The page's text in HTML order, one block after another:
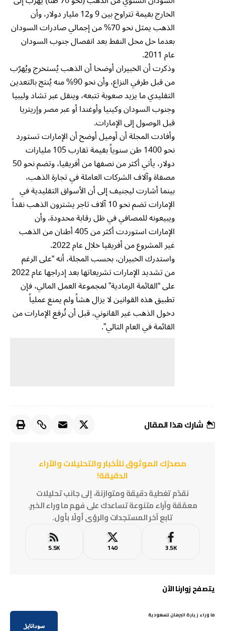
الخارج بقيمة تتراوح بين 9 و12 مليار دولار، وأن
الذهب يمثل نحو 70% من إجمالي صادرات السودان
بعدما حل محل النفط بعد انفصال جنوب السودان
عام 2011.
وذكرت أن الخبيران أوضحا أن الذهب يُستخرج ويُهرّب
من قبل طرفي النزاع، وأن نحو 90% منه يُنتج بالتعدين
التقليدي ما يزيد صعوبة تتبعه، وينقل عبر تشاد وليبيا
وجنوب السودان وكينيا وأوغندا أو عبر مصر وإريتريا
قبل الوصول إلى الإمارات.
وأفادت المجلة أن أوميل أوضح أن الإمارات تستورد
نحو 1400 طن سنوياً بقيمة تقارب 105 مليارات
دولار، يأتي أكثر من نصفها من أفريقيا، وتضم نحو 50
مصفاة وآلاف الشركات العاملة في تجارة الذهب،
بينما أشارت ليجنيف إلى أن الأسواق التقليدية في
الإمارات تضم نحو 10 آلاف تاجر يشترون الذهب نقداً
ويبيعونه للمصافي في ظل رقابة محدودة، وأن
الإمارات استوردت أكثر من 405 أطنان من الذهب
غير المشروع من أفريقيا خلال عام 2022.
واستدرك الخبيران، بحسب المجلة، أنه “على الرغم
من تشديد الإمارات تشريعاتها بعد إدراجها عام 2022
على “القائمة الرمادية” لمجموعة العمل المالي، فإن
تطبيق هذه القوانين لا يزال هشاً ولم يمنع عملياً
دخول الذهب غير القانوني، قبل أن تُرفع الإمارات من
القائمة في العام التالي”.
شارك هذا المقال
مصدرُك الموثوق للأخبار والتحليلات والآراء
الدقيقة!
نقدّم تغطية دقيقة ومتوازنة، إلى جانب تحليلات
معمّقة وآراء متنوعة تساعدك على فهم ما وراء الخبر.
تابع آخر المستجدات والرؤى أولًا بأول.
3.5K
140
5.5K
يتصفح زوارنا الآن
ما وراء زيارة البرهان للسعودية